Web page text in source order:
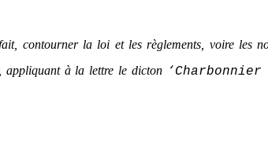
contourner la loi et les règlements, voire les
appliquant à la lettre le dicton